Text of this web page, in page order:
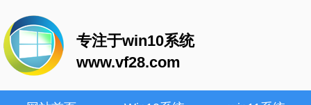
专注于win10系统
www.vf28.com